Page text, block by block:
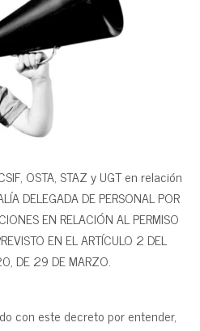
OSTA, STAZ y UGT en relación
DELEGADA DE PERSONAL POR
EN RELACIÓN AL PERMISO
EN EL ARTÍCULO 2 DEL
DE 29 DE MARZO.
con este decreto por entender,